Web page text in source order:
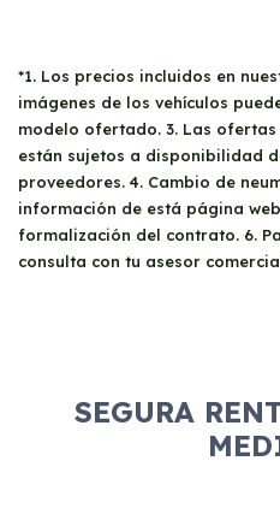
*1. Los precios incluidos en
imágenes de los vehículos
modelo ofertado. 3. Las
están sujetos a disponibilidad
proveedores. 4. Cambio de
información de está página
formalización del contrato. 6.
consulta con tu asesor
SEGURA